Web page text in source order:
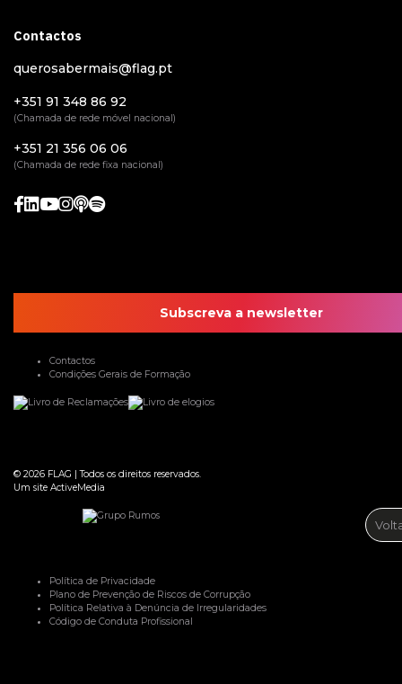
Contactos
querosabermais@flag.pt
+351 91 348 86 92
(Chamada de rede móvel nacional)
+351 21 356 06 06
(Chamada de rede fixa nacional)
Subscreva a newsletter
Contactos
Condições Gerais de Formação
© 2026 FLAG |Todos os direitos reservados.
Um site ActiveMedia
Política de Privacidade
Plano de Prevenção de Riscos de Corrupção
Política Relativa à Denúncia de Irregularidades
Código de Conduta Profissional